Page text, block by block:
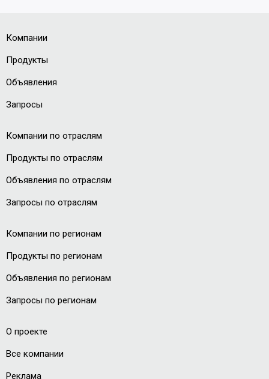
Компании
Продукты
Объявления
Запросы
Компании по отраслям
Продукты по отраслям
Объявления по отраслям
Запросы по отраслям
Компании по регионам
Продукты по регионам
Объявления по регионам
Запросы по регионам
О проекте
Все компании
Реклама